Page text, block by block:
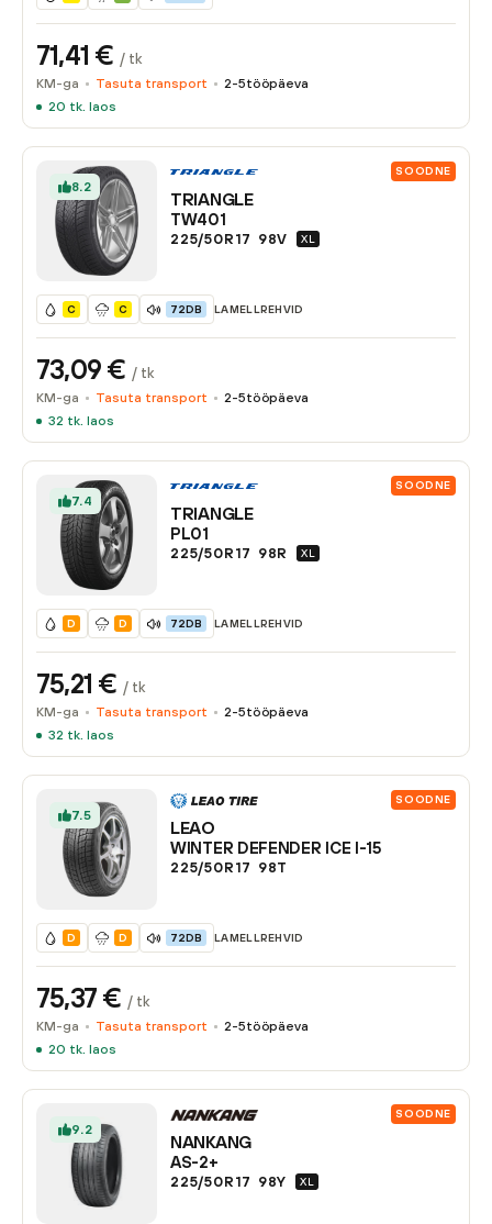
71,41 € / tk
KM-ga Tasuta transport 2-5tööpäeva
20 tk. laos
8.2
SOODNE
TRIANGLE
TW401
225/50R17 98V XL
C C 72DB LAMELLREHVID
73,09 € / tk
KM-ga Tasuta transport 2-5tööpäeva
32 tk. laos
7.4
SOODNE
TRIANGLE
PL01
225/50R17 98R XL
D D 72DB LAMELLREHVID
75,21 € / tk
KM-ga Tasuta transport 2-5tööpäeva
32 tk. laos
7.5
SOODNE
LEAO
WINTER DEFENDER ICE I-15
225/50R17 98T
D D 72DB LAMELLREHVID
75,37 € / tk
KM-ga Tasuta transport 2-5tööpäeva
20 tk. laos
9.2
SOODNE
NANKANG
AS-2+
225/50R17 98Y XL